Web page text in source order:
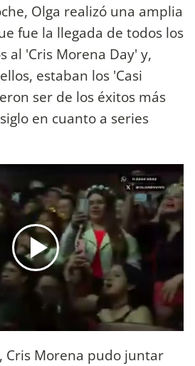
Olga realizó una amplia
fue la llegada de todos los
al 'Cris Morena Day' y,
estaban los 'Casi
ser de los éxitos más
en cuanto a series
Cris Morena pudo juntar